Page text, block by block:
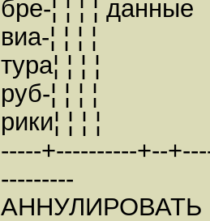
бре-¦ ¦ ¦ ¦ данные
виа-¦ ¦ ¦ ¦
тура¦ ¦ ¦ ¦
руб-¦ ¦ ¦ ¦
рики¦ ¦ ¦ ¦
-----+----------+--
---------
АННУЛИРОВАТЬ